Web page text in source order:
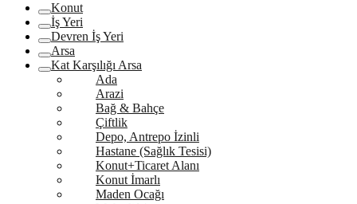
Konut
İş Yeri
Devren İş Yeri
Arsa
Kat Karşılığı Arsa
Ada
Arazi
Bağ & Bahçe
Çiftlik
Depo, Antrepo İzinli
Hastane (Sağlık Tesisi)
Konut+Ticaret Alanı
Konut İmarlı
Maden Ocağı